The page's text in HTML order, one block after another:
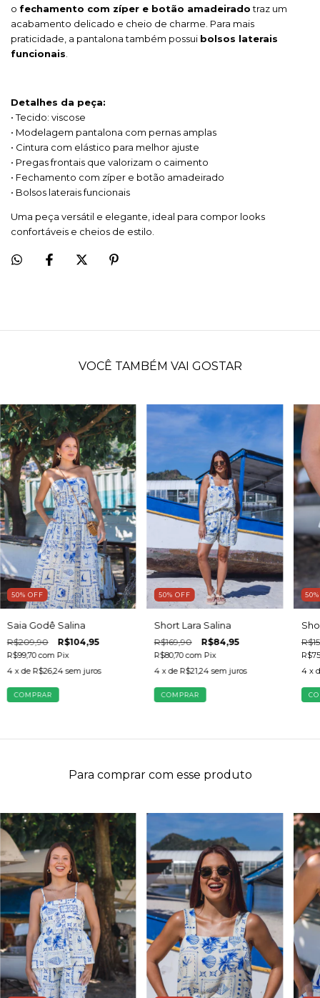
o fechamento com zíper e botão amadeiradotraz um
acabamento delicado e cheio de charme. Para mais
praticidade, a pantalona também possui bolsos laterais
funcionais
Detalhes da peça:
• Tecido: viscose
• Modelagem pantalona com pernas amplas
• Cintura com elástico para melhor ajuste
• Pregas frontais que valorizam o caimento
• Fechamento com zíper e botão amadeirado
• Bolsos laterais funcionais
Uma peça versátil e elegante, ideal para compor looks
confortáveis e cheios de estilo.
VOCÊ TAMBÉM VAI GOSTAR
50% OFF
Saia Godê Salina
R$209,90 R$104,95
R$99,70com Pix
4 x de R$26,24 sem juros
COMPRAR
50% OFF
Short Lara Salina
R$169,90 R$84,95
R$80,70com Pix
4 x de R$21,24 sem juros
COMPRAR
50
4 x
Para comprar com esse produto